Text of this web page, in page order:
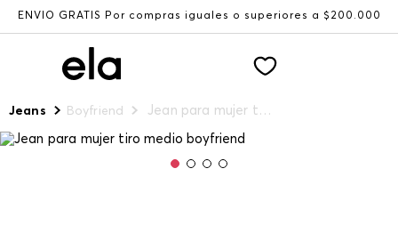
ENVÍO GRATIS Por compras iguales o superiores a $200.000
Jeans Boyfriend Jean para mujer tiro medio boyfriend